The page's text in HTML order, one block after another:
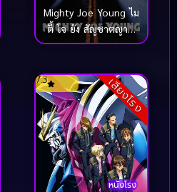
Mighty Joe Young ไม
ตี้ โจ ยัง สัญชาตญาณ
ป่า ล่าถล่มเมือง (1998)
เสียงโรง
หนังโรง
7.3